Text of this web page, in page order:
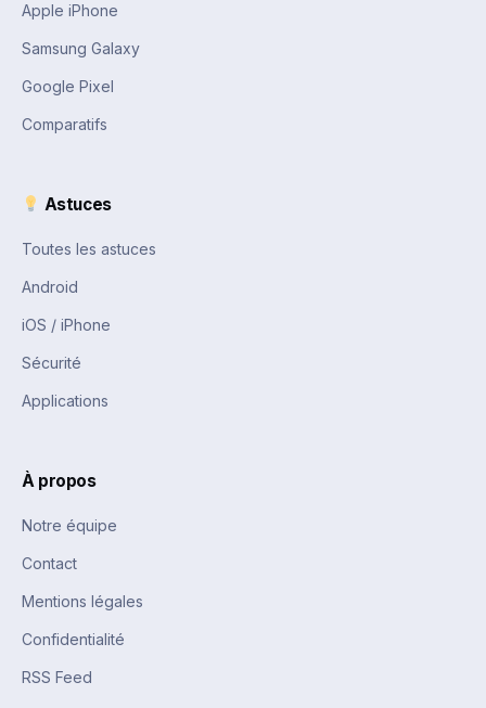
Apple iPhone
Samsung Galaxy
Google Pixel
Comparatifs
Astuces
Toutes les astuces
Android
iOS / iPhone
Sécurité
Applications
À propos
Notre équipe
Contact
Mentions légales
Confidentialité
RSS Feed